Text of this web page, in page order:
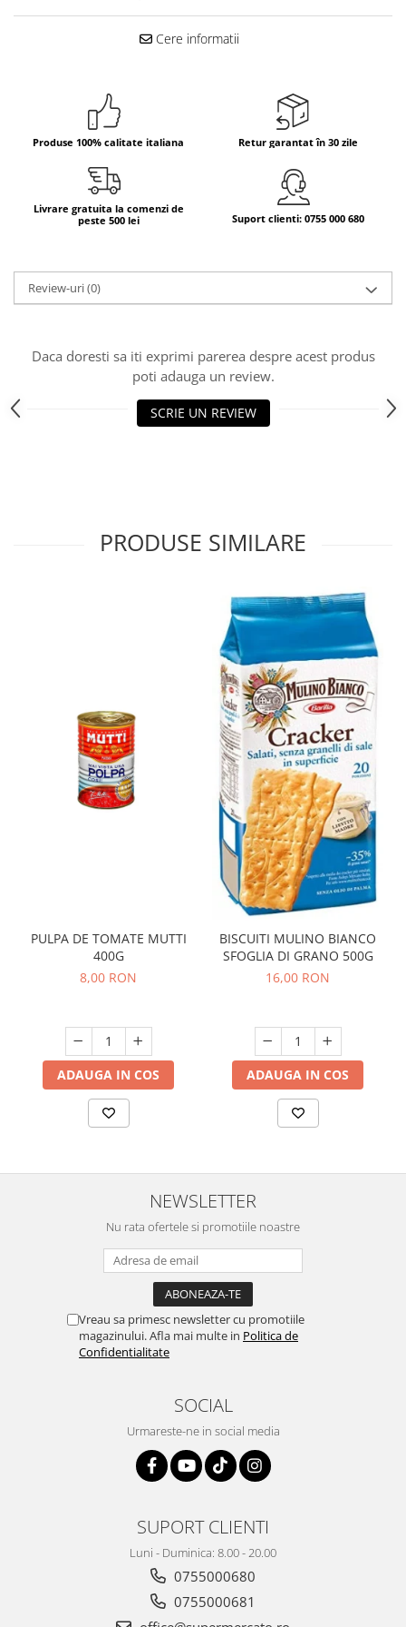
Sucuri si bauturi racoritoare
Ceai
Panettone cozonac italian,
Pandoro si Balocco
Produse fara gluten
Produse de patiserie
Cere informatii
Produse 100% calitate italiana Retur garantat în 30 zile
Livrare gratuita la comenzi de
peste 500 lei
Suport clienti: 0755 000 680
Review-uri(0)
Daca doresti sa iti exprimi parerea despre acest produs
poti adauga un review.
SCRIE UN REVIEW
PRODUSE SIMILARE
PULPA DE TOMATE MUTTI
400G
8,00 RON
ADAUGA IN COS
BISCUITI MULINO BIANCO
SFOGLIA DI GRANO 500G
16,00 RON
ADAUGA IN COS
NEWSLETTER
Nu rata ofertele si promotiile noastre
Vreau sa primesc newsletter cu promotiile
magazinului. Afla mai multe in Politica de
Confidentialitate
SOCIAL
Urmareste-ne in social media
SUPORT CLIENTI
Luni - Duminica: 8.00 - 20.00
0755000680
0755000681